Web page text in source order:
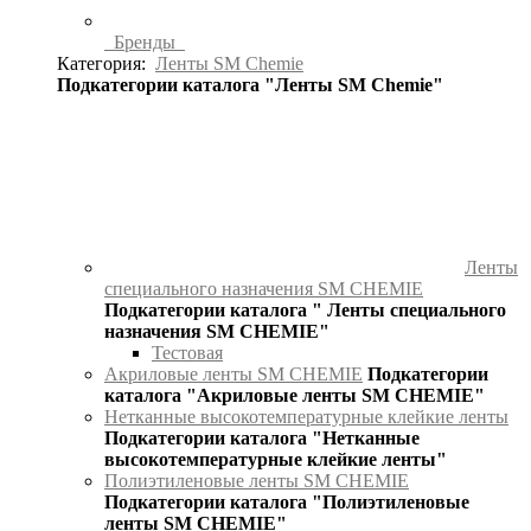
Бренды
Категория: Ленты SM Chemie
Подкатегории каталога "Ленты SM Chemie"
Ленты
специального назначения SM CHEMIE
Подкатегории каталога " Ленты специального
назначения SM CHEMIE"
Тестовая
Акриловые ленты SM CHEMIE Подкатегории
каталога "Акриловые ленты SM CHEMIE"
Нетканные высокотемпературные клейкие ленты
Подкатегории каталога "Нетканные
высокотемпературные клейкие ленты"
Полиэтиленовые ленты SM CHEMIE
Подкатегории каталога "Полиэтиленовые
ленты SM CHEMIE"